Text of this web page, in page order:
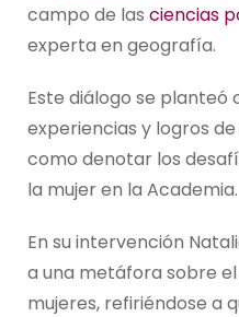
campo de las ciencias
experta en geografía.
Este diálogo se
experiencias y logros
como denotar los
la mujer en la Academia.
En su intervención
a una metáfora sobre
mujeres, refiriéndose a